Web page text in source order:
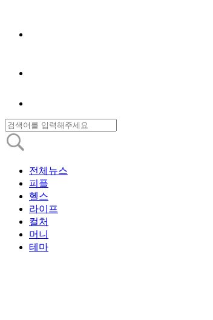
전체뉴스
피플
헬스
라이프
컬처
머니
테마